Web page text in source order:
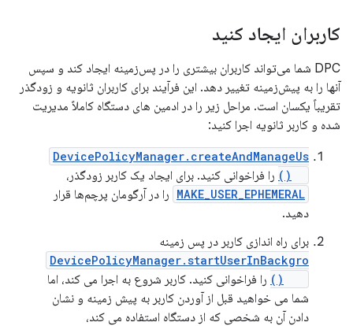
کاربران ایجاد کنید
DPC شما می‌تواند کاربران بیشتری را در پس‌زمینه ایجاد کند و سپس
آنها را به پیش‌زمینه تغییر دهد. این فرآیند برای کاربران ثانویه و زودگذر
تقریباً یکسان است. مراحل زیر را در ادمین های دستگاه کاملاً مدیریت
شده و کاربر ثانویه اجرا کنید:
DevicePolicyManager.createAndManageUs
را فراخوانی کنید. برای ایجاد یک کاربر زودگذر،
MAKE_USER_EPHEMERAL را در آرگومان پرچم‌ها قرار
دهید.
برای راه اندازی کاربر در پس زمینه
DevicePolicyManager.startUserInBackgro
را فراخوانی کنید. کاربر شروع به اجرا می کند، اما
شما می خواهید قبل از آوردن کاربر به پیش زمینه و نشان
دادن آن به شخصی که از دستگاه استفاده می کند،